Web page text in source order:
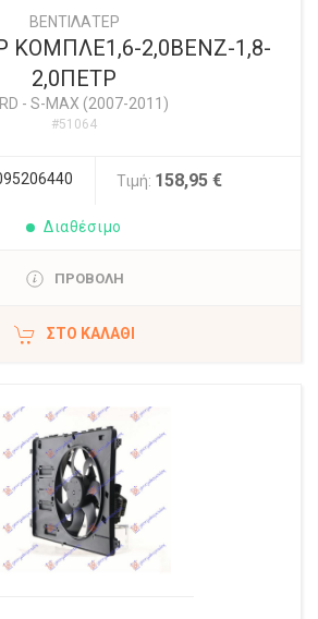
ΒΕΝΤΙΛΑΤΕΡ
ΚΟΜΠΛΕ1,6-2,0ΒΕΝΖ-1,8-
2,0ΠΕΤΡ
- S-MAX (2007-2011)
#51064
Τιμή: 158,95 €
Διαθέσιμο
ΠΡΟΒΟΛΗ
ΣΤΟ ΚΑΛΆΘΙ